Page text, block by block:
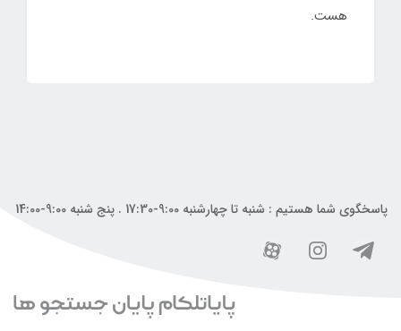
هست.
پاسخگوی شما هستیم : شنبه تا چهارشنبه 9:00-17:30 . پنج شنبه 9:00-14:00